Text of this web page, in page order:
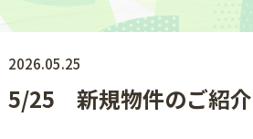
2026.05.25
5/25 新規物件のご紹介